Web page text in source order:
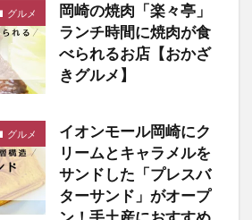
グルメ
岡崎の焼肉「楽々亭」
ランチ時間に焼肉が食
べられるお店【おかざ
きグルメ】
グルメ
イオンモール岡崎にク
リームとキャラメルを
サンドした「プレスバ
ターサンド」がオープ